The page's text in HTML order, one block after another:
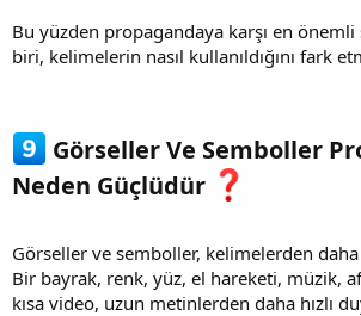
Bu yüzden propagandaya karşı en
biri, kelimelerin nasıl kullanıldığını fark
Görseller Ve Semboller
Neden Güçlüdür
Görseller ve semboller, kelimelerden daha
Bir bayrak, renk, yüz, el hareketi, müzik,
kısa video, uzun metinlerden daha hızlı